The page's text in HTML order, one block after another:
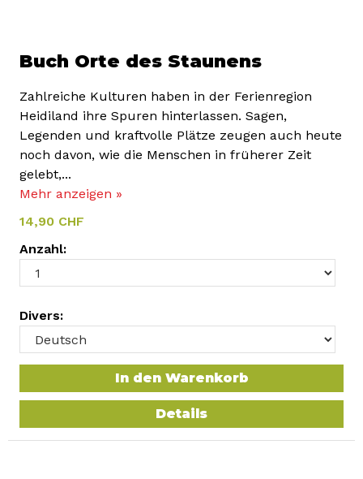
Buch Orte des Staunens
Zahlreiche Kulturen haben in der Ferienregion
Heidiland ihre Spuren hinterlassen. Sagen,
Legenden und kraftvolle Plätze zeugen auch heute
noch davon, wie die Menschen in früherer Zeit
gelebt,...
Mehr anzeigen »
14,90 CHF
Anzahl:
Divers:
In den Warenkorb
Details